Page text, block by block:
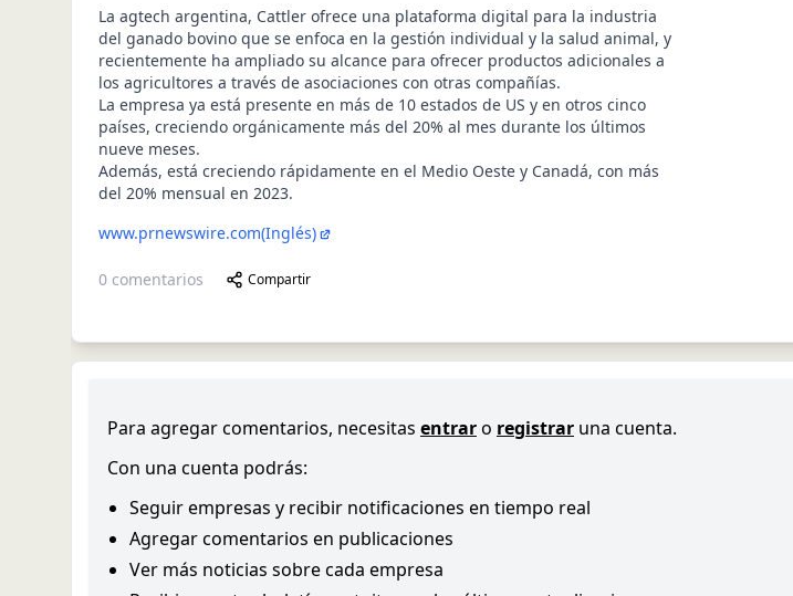
La agtech argentina, Cattler ofrece una plataforma digital para la industria
del ganado bovino que se enfoca en la gestión individual y la salud animal, y
recientemente ha ampliado su alcance para ofrecer productos adicionales a
los agricultores a través de asociaciones con otras compañías.
La empresa ya está presente en más de 10 estados de US y en otros cinco
países, creciendo orgánicamente más del 20% al mes durante los últimos
nueve meses.
Además, está creciendo rápidamente en el Medio Oeste y Canadá, con más
del 20% mensual en 2023.
www.prnewswire.com(Inglés)
0 comentarios Compartir
Para agregar comentarios, necesitas entraro registrar una cuenta.
Con una cuenta podrás:
Seguir empresas y recibir notificaciones en tiempo real
Agregar comentarios en publicaciones
Ver más noticias sobre cada empresa